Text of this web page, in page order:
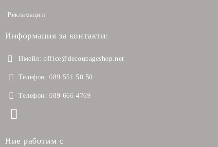
Рекламации
Информация за контакти:
Имейл: office@decoupageshop.net
Телефон: 089 551 50 50
Телефон: 089 666 4769
Ние работим с